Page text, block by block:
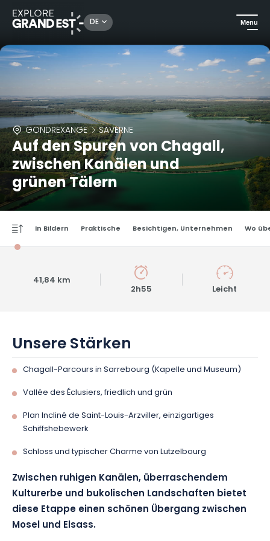
DE Menu
GONDREXANGE SAVERNE
Auf den Spuren von Chagall,
zwischen Kanälen und
grünen Tälern
In Bildern Praktische Besichtigen, Unternehmen Wo
41,84 km
2h55 Leicht
Unsere Stärken
Chagall-Parcours in Sarrebourg (Kapelle und Museum)
Vallée des Éclusiers, friedlich und grün
Plan Incliné de Saint-Louis-Arzviller, einzigartiges
Schiffshebewerk
Schloss und typischer Charme von Lutzelbourg
Zwischen ruhigen Kanälen, überraschendem
Kulturerbe und bukolischen Landschaften bietet
diese Etappe einen schönen Übergang zwischen
Mosel und Elsass.